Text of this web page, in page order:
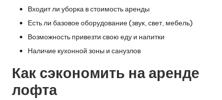
Входит ли уборка в стоимость аренды
Есть ли базовое оборудование (звук, свет, мебель)
Возможность привезти свою еду и напитки
Наличие кухонной зоны и санузлов
Как сэкономить на аренде
лофта